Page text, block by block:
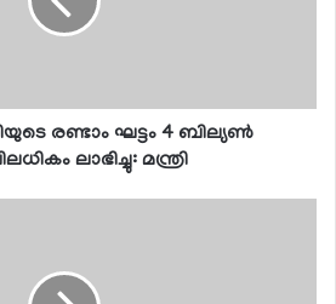
രണ്ടാം ഘട്ടം 4 ബില്യണ്‍
ലാഭിച്ചു: മന്ത്രി